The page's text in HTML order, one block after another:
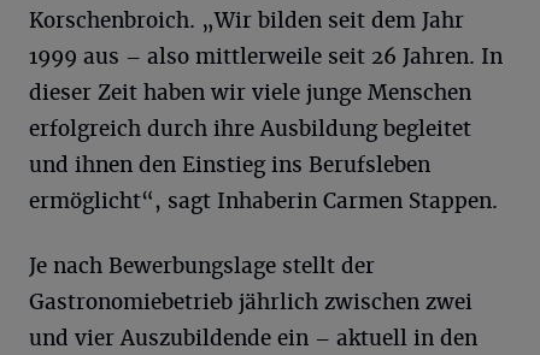
Korschenbroich. „Wir bilden seit dem Jahr
1999 aus – also mittlerweile seit 26 Jahren. In
dieser Zeit haben wir viele junge Menschen
erfolgreich durch ihre Ausbildung begleitet
und ihnen den Einstieg ins Berufsleben
ermöglicht“, sagt Inhaberin Carmen Stappen.
Je nach Bewerbungslage stellt der
Gastronomiebetrieb jährlich zwischen zwei
und vier Auszubildende ein – aktuell in den